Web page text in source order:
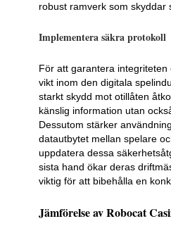
robust ramverk som skyddar
Implementera säkra protokoll
För att garantera
vikt inom den digitala
starkt skydd mot otillåten
känslig information utan
Dessutom stärker
datautbytet mellan spelare
uppdatera dessa
sista hand ökar deras
viktig för att bibehålla en
Jämförelse av Robocat